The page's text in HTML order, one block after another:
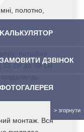
полотно,
потрібно
15 см до 35 см
монтаж. Вся
KAЛЬКУЛЯТOP
ЗАМОВИТИ ДЗВІНОК
ФОТОГАЛЕРЕЯ